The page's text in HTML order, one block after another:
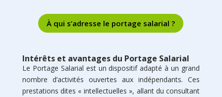
À qui s’adresse le portage salarial ?
Intérêts et avantages du Portage Salarial
Le Portage Salarial est un dispositif adapté à un grand
nombre d’activités ouvertes aux indépendants. Ces
prestations dites « intellectuelles », allant du consultant